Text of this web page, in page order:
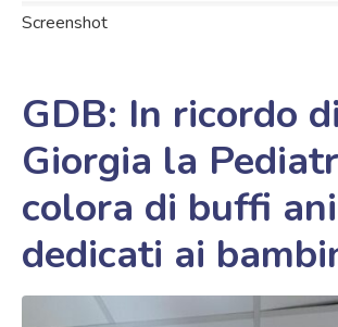
Screenshot
GDB: In ricordo di
Giorgia la
colora di buffi
dedicati ai